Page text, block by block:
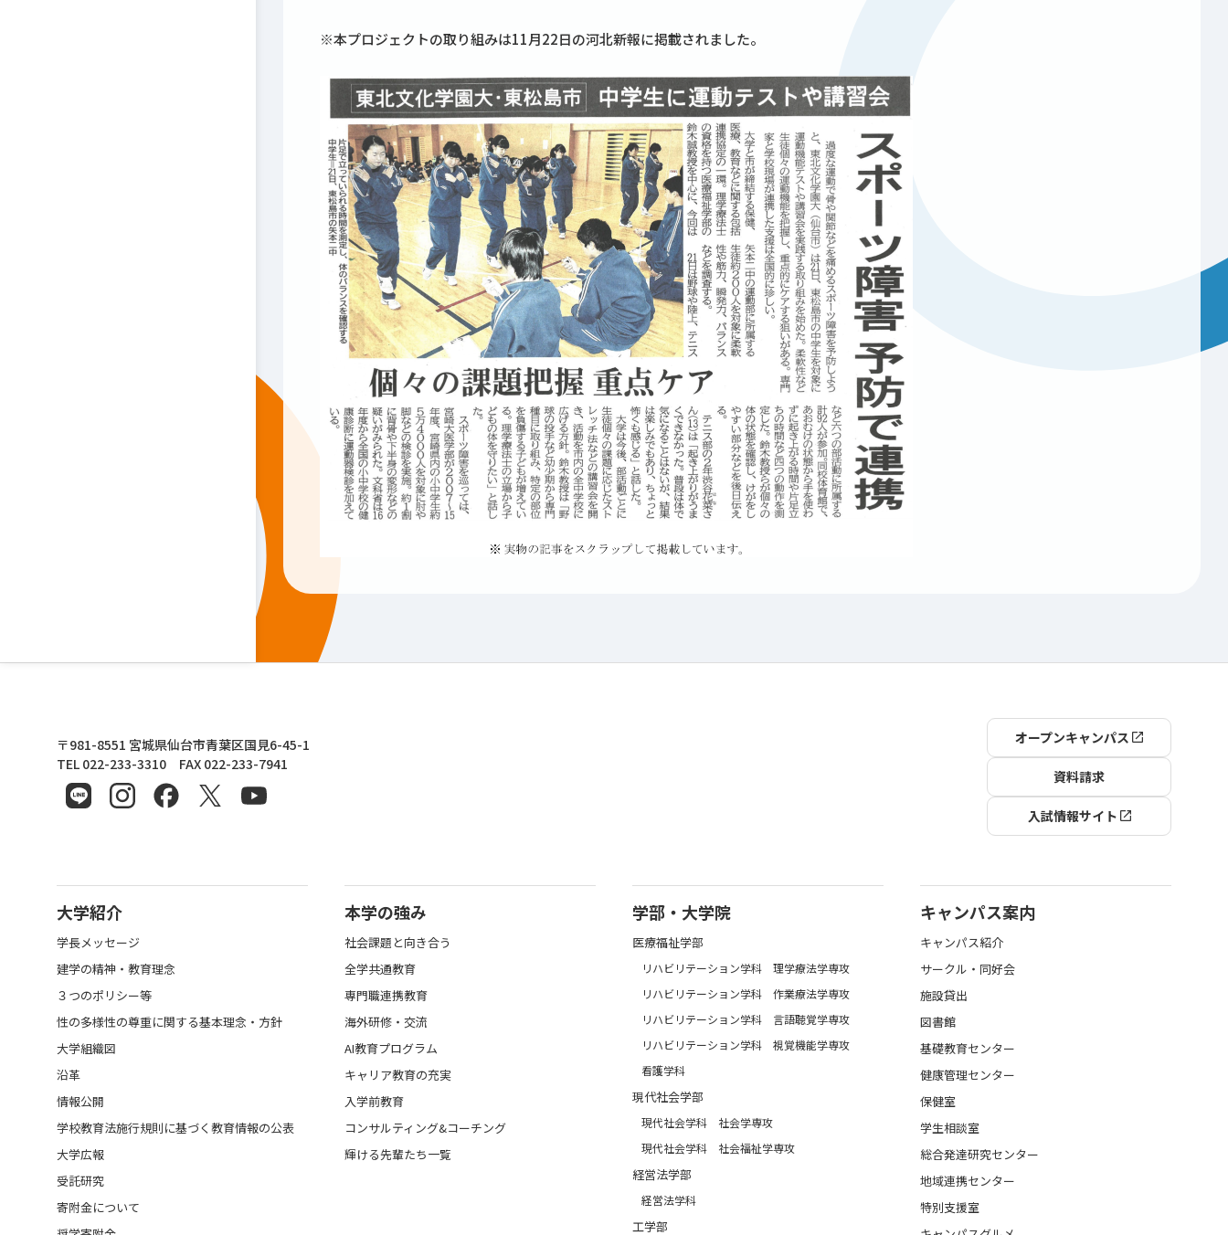
※本プロジェクトの取り組みは11月22日の河北新報に掲載されました。
東北文化学園大学
〒981-8551 宮城県仙台市青葉区国見6-45-1
TEL 022-233-3310 FAX 022-233-7941
オープンキャンパス
資料請求
入試情報サイト
大学紹介
学長メッセージ
建学の精神・教育理念
３つのポリシー等
性の多様性の尊重に関する基本理念・方針
大学組織図
沿革
情報公開
学校教育法施行規則に基づく教育情報の公表
大学広報
受託研究
寄附金について
本学の強み
社会課題と向き合う
全学共通教育
専門職連携教育
海外研修・交流
AI教育プログラム
キャリア教育の充実
入学前教育
コンサルティング&コーチング
輝ける先輩たち一覧
学部・大学院
医療福祉学部
リハビリテーション学科 理学療法学専攻
リハビリテーション学科 作業療法学専攻
リハビリテーション学科 言語聴覚学専攻
リハビリテーション学科 視覚機能学専攻
看護学科
現代社会学部
現代社会学科 社会学専攻
現代社会学科 社会福祉学専攻
経営法学部
経営法学科
工学部
キャンパス案内
キャンパス紹介
サークル・同好会
施設貸出
図書館
基礎教育センター
健康管理センター
保健室
学生相談室
総合発達研究センター
地域連携センター
特別支援室